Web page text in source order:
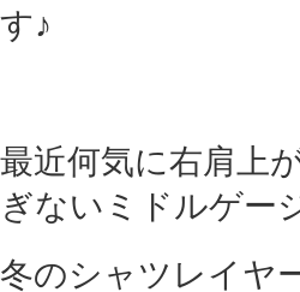
す♪
最近何気に右肩上
ぎないミドルゲー
冬のシャツレイヤ